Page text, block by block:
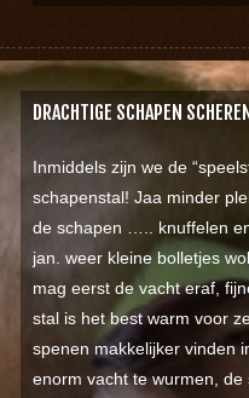
DRACHTIGE SCHAPEN SCHEREN
Inmiddels zijn we de
schapenstal! Jaa minder
de schapen ….. knuffelen
jan. weer kleine bolletjes
mag eerst de vacht eraf,
stal is het best warm voor
spenen makkelijker vinden
enorm vacht te wurmen,